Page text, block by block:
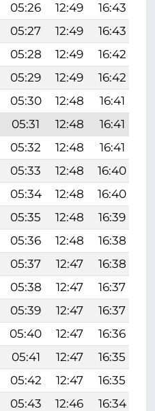
05:26 12:49 16:43
05:27 12:49 16:43
05:28 12:49 16:42
05:29 12:49 16:42
05:30 12:48 16:41
05:31 12:48 16:41
05:32 12:48 16:41
05:33 12:48 16:40
05:34 12:48 16:40
05:35 12:48 16:39
05:36 12:48 16:38
05:37 12:47 16:38
05:38 12:47 16:37
05:39 12:47 16:37
05:40 12:47 16:36
05:41 12:47 16:35
05:42 12:47 16:35
05:43 12:46 16:34